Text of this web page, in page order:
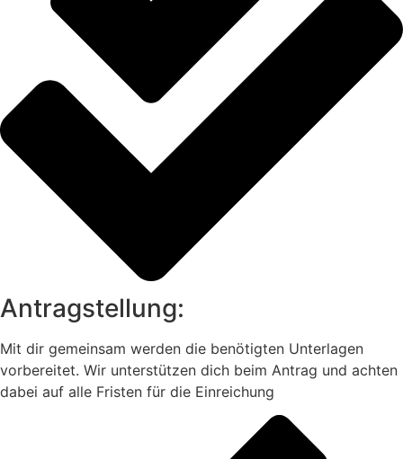
Antragstellung:
Mit dir gemeinsam werden die benötigten Unterlagen
vorbereitet. Wir unterstützen dich beim Antrag und achten
dabei auf alle Fristen für die Einreichung